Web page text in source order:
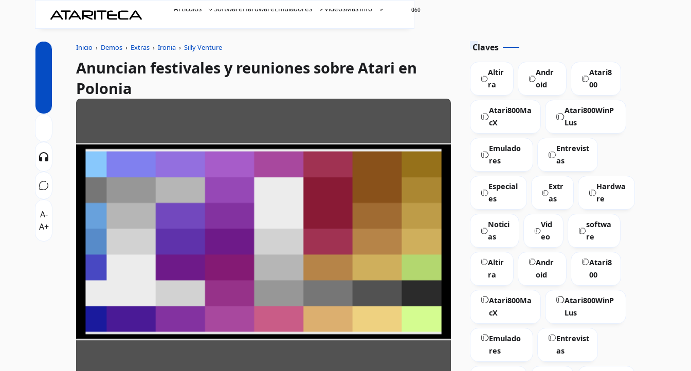
Artículos SoftwareHardwareEmuladores VideosMás info 460
0
Inicio › Demos › Extras › Ironia › Silly Venture
Anuncian festivales y reuniones sobre Atari en
Polonia
Claves
Altir
ra
Andr
oid
Atari8
00
Atari800Ma
cX
Atari800WinP
Lus
Emulado
res
Entrevist
as
Especial
es
Extr
as
Hardwa
re
Notici
as
Vid
eo
softwa
re
Altir
ra
Andr
oid
Atari8
00
Atari800Ma
cX
Atari800WinP
Lus
Emulado
res
Entrevist
as